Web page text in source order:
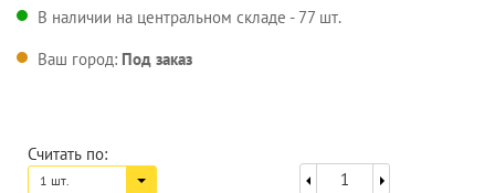
В наличии на центральном складе - 77 шт.
Ваш город: Под заказ
Считать по:
1 шт.